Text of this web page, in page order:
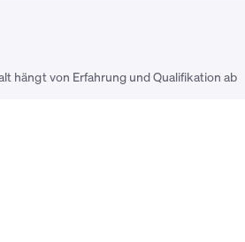
hängt von Erfahrung und Qualifikation ab